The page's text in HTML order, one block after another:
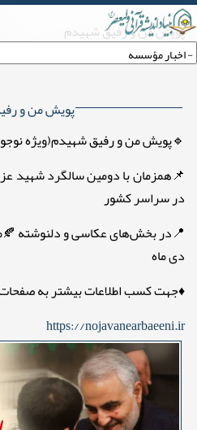
پویش من و رفیق شهیدم
on
.
پویش من و
🔹پویش من و رفیق شهیدم(ویژه
📌همزمان با دومین سالگرد شهید
در سراسر کشور
📍در بخش‌های عکاسی و دلنوشته
دی ماه
♦️جهت کسب اطلاعات بیشتر به صفحات
https://nojavanearbaeeni.ir